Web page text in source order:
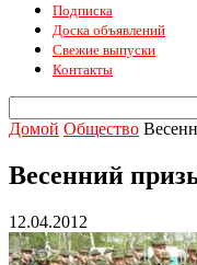
Подписка
Доска объявлений
Свежие выпуски
Контакты
Домой Общество
Весенний
12.04.2012